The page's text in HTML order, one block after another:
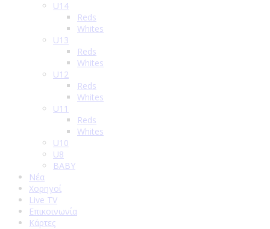
U14
Reds
Whites
U13
Reds
Whites
U12
Reds
Whites
U11
Reds
Whites
U10
U8
BABY
Νέα
Χορηγοί
Live TV
Επικοινωνία
Κάρτες